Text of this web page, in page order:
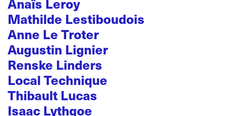
Mathilde Lestiboudois
Anne Le Troter
Augustin Lignier
Renske Linders
Local Technique
Thibault Lucas
Isaac Lythgoe